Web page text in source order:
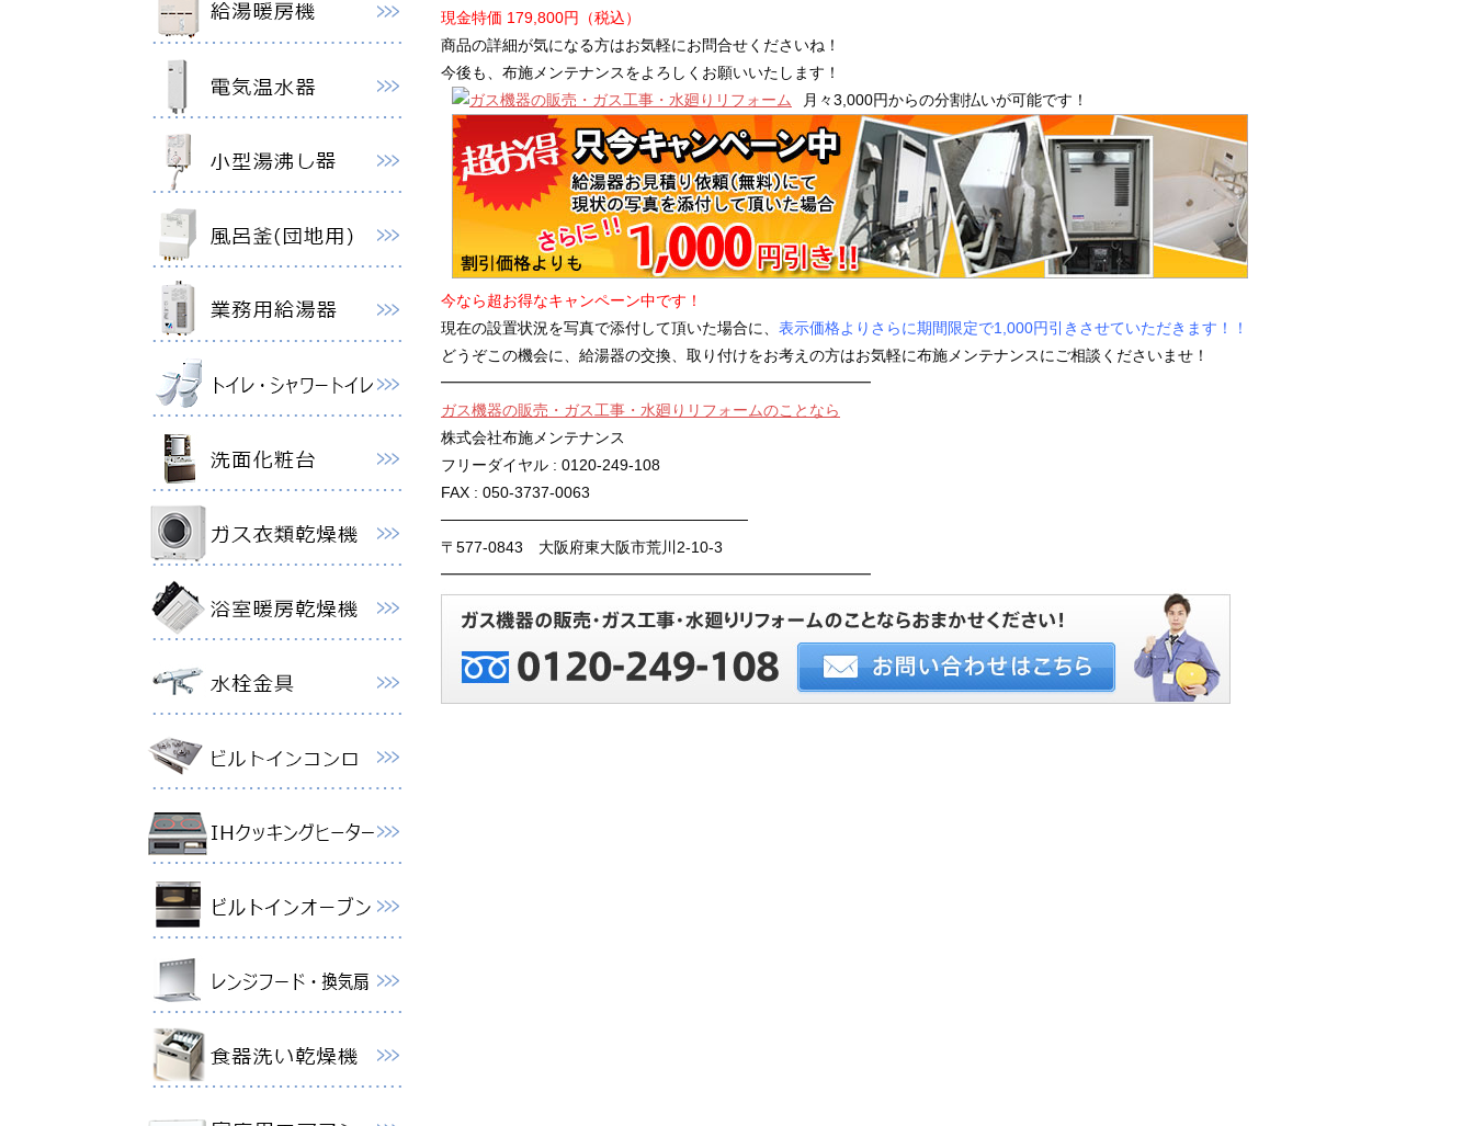
現金特価 179,800円（税込）
商品の詳細が気になる方はお気軽にお問合せくださいね！
今後も、布施メンテナンスをよろしくお願いいたします！
月々3,000円からの分割払いが可能です！
今なら超お得なキャンペーン中です！
現在の設置状況を写真で添付して頂いた場合に、 表示価格よりさらに期間限定で1,000円引きさせていただきます！！
どうぞこの機会に、給湯器の交換、取り付けをお考えの方はお気軽に布施メンテナンスにご相談くださいませ！
━━━━━━━━━━━━━━━━━━━━━━━━━━━━
ガス機器の販売・ガス工事・水廻りリフォームのことなら
株式会社布施メンテナンス
フリーダイヤル : 0120-249-108
FAX : 050-3737-0063
────────────────────────────
〒577-0843 大阪府東大阪市荒川2-10-3
━━━━━━━━━━━━━━━━━━━━━━━━━━━━